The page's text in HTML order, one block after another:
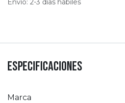
Envío: 2-3 días hábiles
Especificaciones
Marca